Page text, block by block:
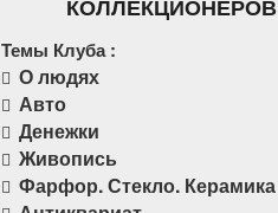
КОЛЛЕКЦИОНЕРОВ
Темы Клуба :
О людях
Авто
Денежки
Живопись
Фарфор. Стекло. Керамика